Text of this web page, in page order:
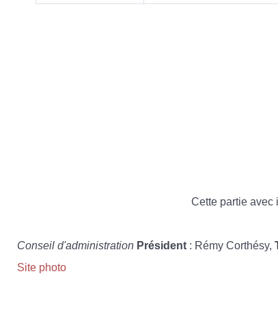
Cette partie avec
Conseil d'administration Président : Rémy Corthésy,
Site photo